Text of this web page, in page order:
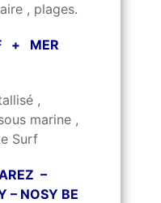
, plages.
+ MER
,
marine ,
Surf
–
– NOSY BE